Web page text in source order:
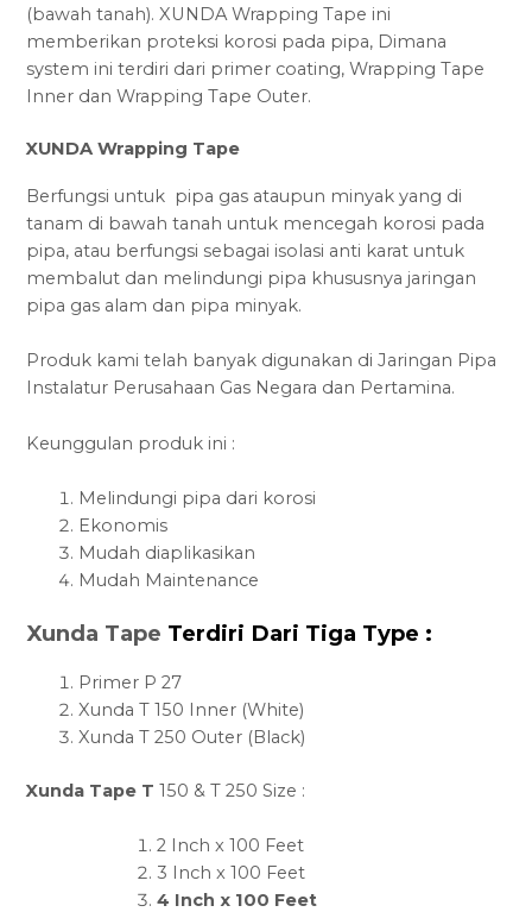
(bawah tanah). XUNDA Wrapping Tape ini
memberikan proteksi korosi pada pipa, Dimana
system ini terdiri dari primer coating, Wrapping Tape
Inner dan Wrapping Tape Outer.
XUNDA Wrapping Tape
Berfungsi untuk pipa gas ataupun minyak yang di
tanam di bawah tanah untuk mencegah korosi pada
pipa, atau berfungsi sebagai isolasi anti karat untuk
membalut dan melindungi pipa khususnya jaringan
pipa gas alam dan pipa minyak.
Produk kami telah banyak digunakan di Jaringan Pipa
Instalatur Perusahaan Gas Negara dan Pertamina.
Keunggulan produk ini :
Melindungi pipa dari korosi
Ekonomis
Mudah diaplikasikan
Mudah Maintenance
Xunda Tape Terdiri Dari Tiga Type :
Primer P 27
Xunda T 150 Inner (White)
Xunda T 250 Outer (Black)
Xunda Tape T 150 & T 250 Size :
2 Inch x 100 Feet
3 Inch x 100 Feet
4 Inch x 100 Feet